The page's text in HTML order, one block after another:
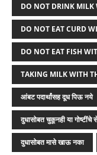
DO NOT DRINK MILK
DO NOT EAT CURD
DO NOT EAT FISH
TAKING MILK WITH
आंबट पदार्थांसह दूध पिऊ नये
दुधासोबत चुकूनही या
दुधासोबत मासे खाऊ नका